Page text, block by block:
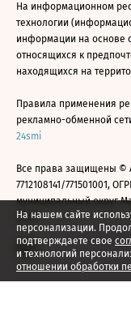
На нашем сайте
персонализации.
подтверждаете свое
и технологий
отношении обработки
На информационном
технологии
информации на основе
относящихся к
находящихся на
Правила применения
рекламно-обменной
24smi
Все права защищены ©
7712108141/771501001,
муниципальный округ
2026